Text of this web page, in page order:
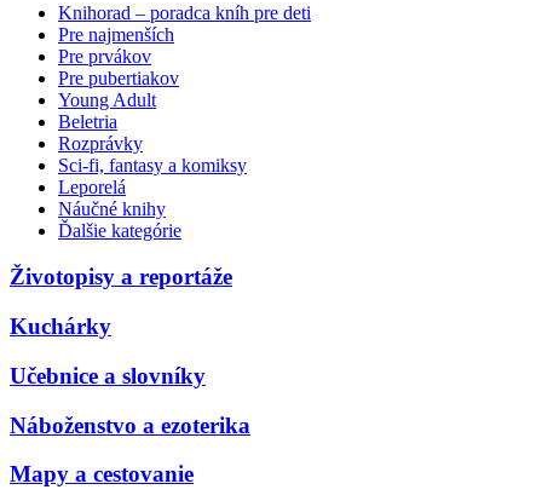
Knihorad – poradca kníh pre deti
Pre najmenších
Pre prvákov
Pre pubertiakov
Young Adult
Beletria
Rozprávky
Sci-fi, fantasy a komiksy
Leporelá
Náučné knihy
Ďalšie kategórie
Životopisy a reportáže
Kuchárky
Učebnice a slovníky
Náboženstvo a ezoterika
Mapy a cestovanie